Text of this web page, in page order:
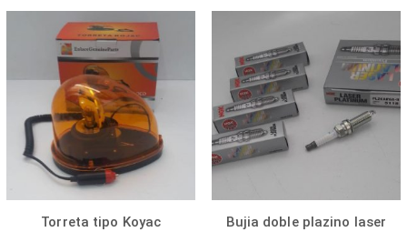
Torreta tipo Koyac Bujia doble plazino laser